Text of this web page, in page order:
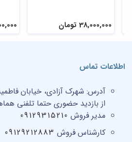
38,000,000 تومان
اطلاعات تماس
آدرس: شهرک آزادی، خیابان
از بازدید حضوری حتما تلفنی
مدیر فروش 09129315210
کارشناس فروش 09129212883